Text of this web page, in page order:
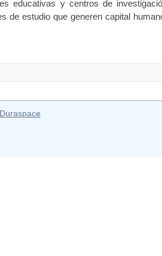
educativas y centros de
de estudio que generen capital
Duraspace